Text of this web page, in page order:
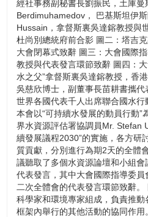
克斯坦總理Kohir Rasulzoda主禮
制水之父”拿督斯裏吳達鎔教授，
裏吳慈欣博士，副董事長苗耕書
經社事務副秘書長劉振民，土庫
Berdimuhamedov， 巴基斯坦伊
Hussain，拿督斯裏吳達鎔教授與
杜尚別總統府前合影 圖二：塔吉
大會閉幕式致辭 圖三：大會國際
教授與代表發言環節致辭 圖四：
水之父”拿督斯裏吳達鎔教授，香
吳慈欣博士，副董事長苗耕書攜代
世界各國代表千人出席聯合國水
本會以“可持續水發展的動員行動
界水資源評估署協調員Mr. Stefan
續發展議程2030”的實施，各方研
質貢獻，分別進行為期2天的全體
議聽取了多個水資源論壇和小組
代表發言，其中大會國際指導委
二次全體會的代表發言環節致辭。
科學家和環境專家組成，負責推
框架內舉行的其他活動的協同作